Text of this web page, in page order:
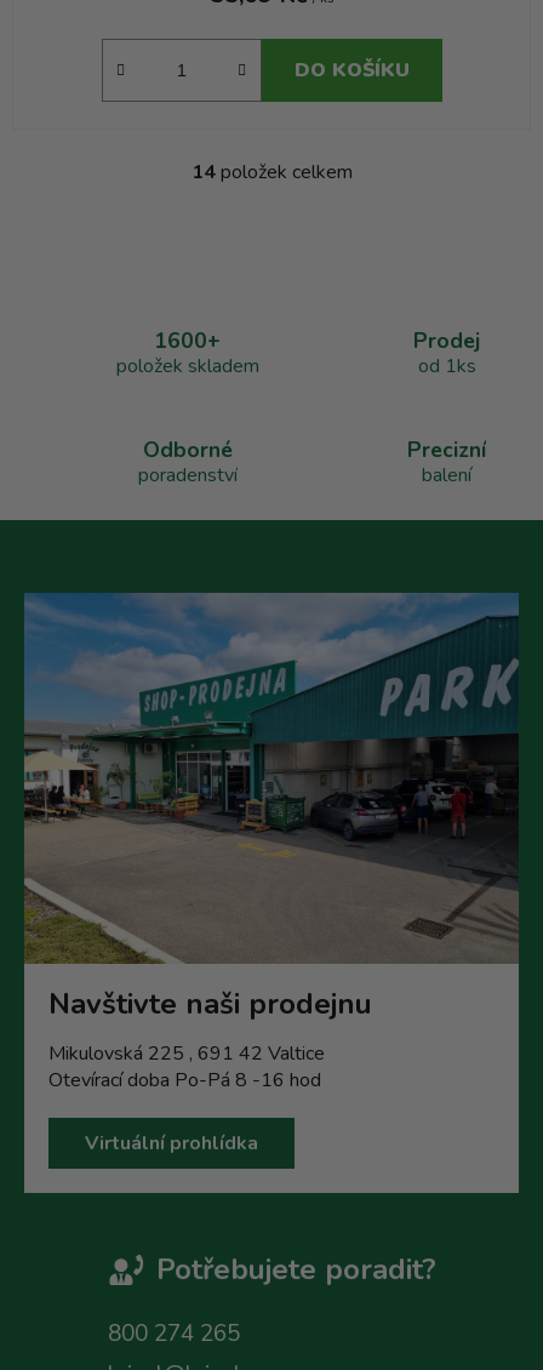
DO KOŠÍKU
O
v
p
s
u
14položek celkem
1600+
položek skladem
Prodej
od 1ks
Odborné
poradenství
Precizní
balení
Navštivte naši prodejnu
Mikulovská 225 , 691 42 Valtice
Otevírací doba Po-Pá 8 -16 hod
Virtuální prohlídka
Potřebujete poradit?
800 274 265